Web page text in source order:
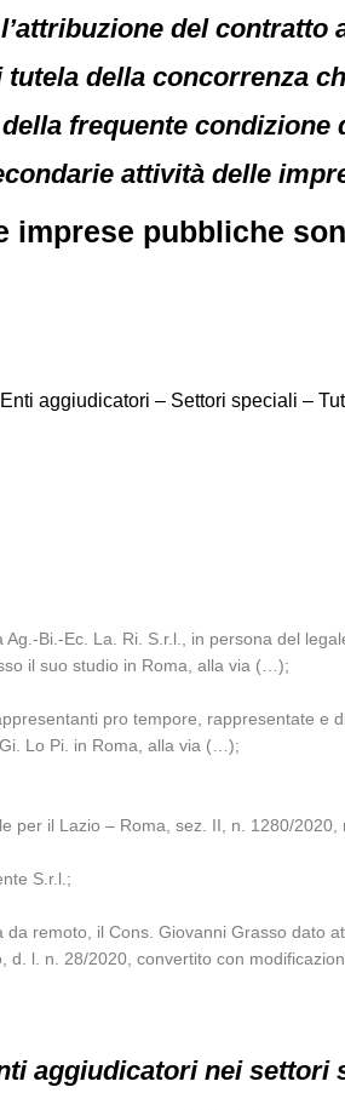
del
tutela della concorrenza
frequente
attività delle
imprese pubbliche
aggiudicatori – Settori speciali –
Bi.-Ec. La. Ri. S.r.l., in persona del
il suo studio in Roma, alla via (…);
pro tempore, rappresentate
Lo Pi. in Roma, alla via (…);
per il Lazio – Roma, sez. II, n. 1280/2020,
S.r.l.;
remoto, il Cons. Giovanni Grasso dato
d. l. n. 28/2020, convertito con
aggiudicatori nei settori